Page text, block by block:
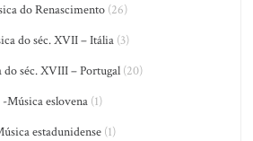
do Renascimento (26)
do séc. XVII – Itália (3)
do séc. XVIII – Portugal (20)
-Música eslovena(1)
estadunidense(1)